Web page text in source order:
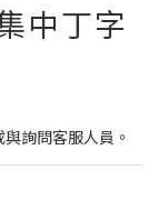
中丁字
詢問客服人員。